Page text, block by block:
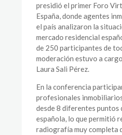
presidió el primer Foro
España, donde agentes
el país analizaron la
mercado residencial
de 250 participantes de
moderación estuvo a
Laura Sali Pérez.
En la conferencia
profesionales
desde 8 diferentes puntos
española, lo que permitió
radiografía muy completa